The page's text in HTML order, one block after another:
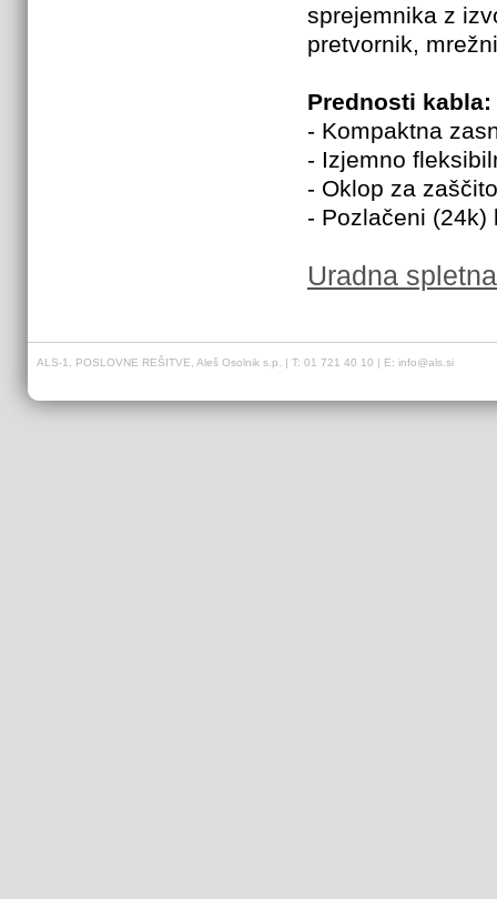
sprejemnika z
pretvornik,
Prednosti kabla:
- Kompaktna
- Izjemno
- Oklop za
- Pozlačeni (24k)
Uradna
ALS-1, POSLOVNE REŠITVE, Aleš Osolnik s.p. | T: 01 721 40 10 | E: info@als.si